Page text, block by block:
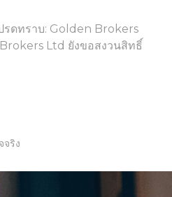
ดทราบ: Golden Brokers
Ltd ยังขอสงวนสิทธิ์
จริง